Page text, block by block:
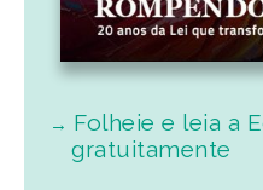
Folheie e leia a
gratuitamente